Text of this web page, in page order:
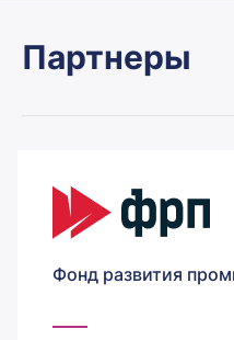
Партнеры
Фонд развития